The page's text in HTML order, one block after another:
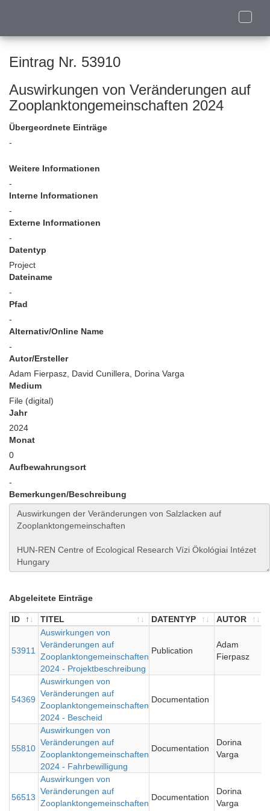
Toggle
Eintrag Nr. 53910
Auswirkungen von Veränderungen auf
Zooplanktongemeinschaften 2024
Übergeordnete Einträge
-
Weitere Informationen
-
Interne Informationen
-
Externe Informationen
-
Datentyp
Project
Dateiname
-
Pfad
-
Alternativ/Online Name
-
Autor/Ersteller
Adam Fierpasz, David Cunillera, Dorina Varga
Medium
File (digital)
Jahr
2024
Monat
0
Aufbewahrungsort
-
Bemerkungen/Beschreibung
Abgeleitete Einträge
ID TITEL DATENTYP AUTOR
TITEL
53911
Auswirkungen von
Veränderungen auf
Zooplanktongemeinschaften
2024 - Projektbeschreibung
Publication
Adam
Fierpasz
54369
Auswirkungen von
Veränderungen auf
Zooplanktongemeinschaften
2024 - Bescheid
Documentation
55810
Auswirkungen von
Veränderungen auf
Zooplanktongemeinschaften
2024 - Fahrbewilligung
Documentation
Dorina
Varga
56513
Auswirkungen von
Veränderungen auf
Zooplanktongemeinschaften
Documentation
Dorina
Varga